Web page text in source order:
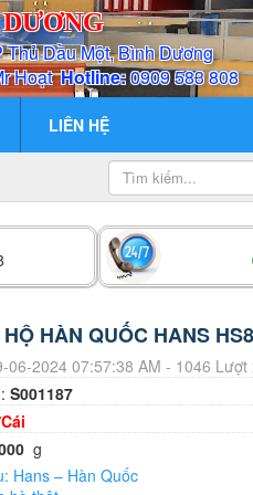
Dầu Một, Bình Dương
HoạtHotline:0909 583 808
LIÊN HỆ
HÀN QUỐC HANS
06-2024 07:57:38 AM - 1046 Lượt
S001187
g
Hans – Hàn Quốc